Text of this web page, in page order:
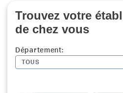
Trouvez votre
de chez vous
Département:
TOUS